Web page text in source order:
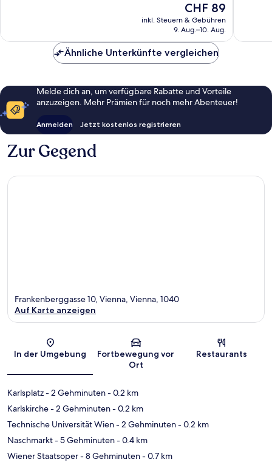
Der
Preis
beträgt
CHF 89
inkl. Steuern & Gebühren
9. Aug.–10. Aug.
Ähnliche Unterkünfte vergleichen
Melde dich an, um verfügbare Rabatte und Vorteile
anzuzeigen. Mehr Prämien für noch mehr Abenteuer!
Anmelden Jetzt kostenlos registrieren
Zur Gegend
Karte
Frankenberggasse 10, Vienna, Vienna, 1040
Auf Karte anzeigen
In der Umgebung
Fortbewegung vor
Ort
Restaurants
Karlsplatz- 2 Gehminuten- 0.2 km
Karlskirche- 2 Gehminuten- 0.2 km
Technische Universität Wien- 2 Gehminuten- 0.2 km
Naschmarkt- 5 Gehminuten- 0.4 km
Wiener Staatsoper- 8 Gehminuten- 0.7 km